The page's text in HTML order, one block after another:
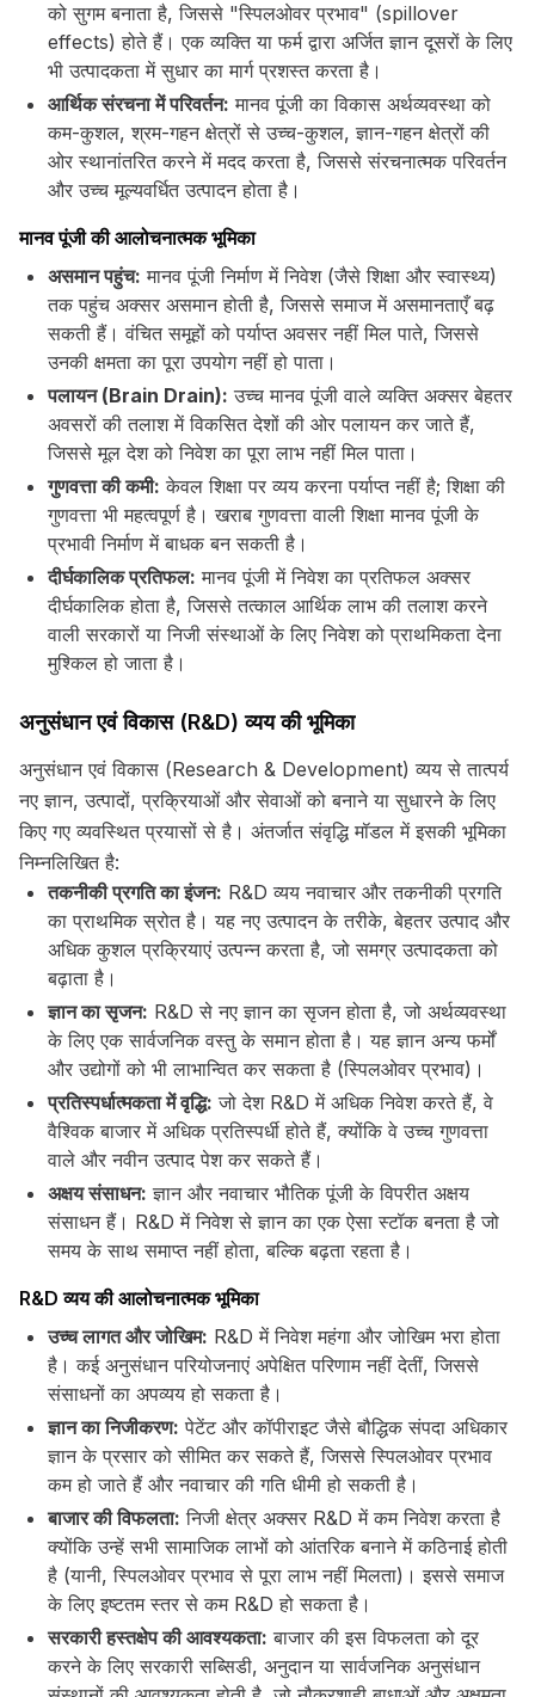
को सुगम बनाता है, जिससे "स्पिलओवर प्रभाव" (spillover
effects) होते हैं। एक व्यक्ति या फर्म द्वारा अर्जित ज्ञान दूसरों के लिए
भी उत्पादकता में सुधार का मार्ग प्रशस्त करता है।
आर्थिक संरचना में परिवर्तन: मानव पूंजी का विकास अर्थव्यवस्था को
कम-कुशल, श्रम-गहन क्षेत्रों से उच्च-कुशल, ज्ञान-गहन क्षेत्रों की
ओर स्थानांतरित करने में मदद करता है, जिससे संरचनात्मक परिवर्तन
और उच्च मूल्यवर्धित उत्पादन होता है।
मानव पूंजी की आलोचनात्मक भूमिका
असमान पहुंच: मानव पूंजी निर्माण में निवेश (जैसे शिक्षा और स्वास्थ्य)
तक पहुंच अक्सर असमान होती है, जिससे समाज में असमानताएँ बढ़
सकती हैं। वंचित समूहों को पर्याप्त अवसर नहीं मिल पाते, जिससे
उनकी क्षमता का पूरा उपयोग नहीं हो पाता।
पलायन (Brain Drain): उच्च मानव पूंजी वाले व्यक्ति अक्सर बेहतर
अवसरों की तलाश में विकसित देशों की ओर पलायन कर जाते हैं,
जिससे मूल देश को निवेश का पूरा लाभ नहीं मिल पाता।
गुणवत्ता की कमी: केवल शिक्षा पर व्यय करना पर्याप्त नहीं है; शिक्षा की
गुणवत्ता भी महत्वपूर्ण है। खराब गुणवत्ता वाली शिक्षा मानव पूंजी के
प्रभावी निर्माण में बाधक बन सकती है।
दीर्घकालिक प्रतिफल: मानव पूंजी में निवेश का प्रतिफल अक्सर
दीर्घकालिक होता है, जिससे तत्काल आर्थिक लाभ की तलाश करने
वाली सरकारों या निजी संस्थाओं के लिए निवेश को प्राथमिकता देना
मुश्किल हो जाता है।
अनुसंधान एवं विकास (R&D) व्यय की भूमिका
अनुसंधान एवं विकास (Research & Development) व्यय से तात्पर्य
नए ज्ञान, उत्पादों, प्रक्रियाओं और सेवाओं को बनाने या सुधारने के लिए
किए गए व्यवस्थित प्रयासों से है। अंतर्जात संवृद्धि मॉडल में इसकी भूमिका
निम्नलिखित है:
तकनीकी प्रगति का इंजन: R&D व्यय नवाचार और तकनीकी प्रगति
का प्राथमिक स्रोत है। यह नए उत्पादन के तरीके, बेहतर उत्पाद और
अधिक कुशल प्रक्रियाएं उत्पन्न करता है, जो समग्र उत्पादकता को
बढ़ाता है।
ज्ञान का सृजन: R&D से नए ज्ञान का सृजन होता है, जो अर्थव्यवस्था
के लिए एक सार्वजनिक वस्तु के समान होता है। यह ज्ञान अन्य फर्मों
और उद्योगों को भी लाभान्वित कर सकता है (स्पिलओवर प्रभाव)।
प्रतिस्पर्धात्मकता में वृद्धि: जो देश R&D में अधिक निवेश करते हैं, वे
वैश्विक बाजार में अधिक प्रतिस्पर्धी होते हैं, क्योंकि वे उच्च गुणवत्ता
वाले और नवीन उत्पाद पेश कर सकते हैं।
अक्षय संसाधन: ज्ञान और नवाचार भौतिक पूंजी के विपरीत अक्षय
संसाधन हैं। R&D में निवेश से ज्ञान का एक ऐसा स्टॉक बनता है जो
समय के साथ समाप्त नहीं होता, बल्कि बढ़ता रहता है।
R&D व्यय की आलोचनात्मक भूमिका
उच्च लागत और जोखिम: R&D में निवेश महंगा और जोखिम भरा होता
है। कई अनुसंधान परियोजनाएं अपेक्षित परिणाम नहीं देतीं, जिससे
संसाधनों का अपव्यय हो सकता है।
ज्ञान का निजीकरण: पेटेंट और कॉपीराइट जैसे बौद्धिक संपदा अधिकार
ज्ञान के प्रसार को सीमित कर सकते हैं, जिससे स्पिलओवर प्रभाव
कम हो जाते हैं और नवाचार की गति धीमी हो सकती है।
बाजार की विफलता: निजी क्षेत्र अक्सर R&D में कम निवेश करता है
क्योंकि उन्हें सभी सामाजिक लाभों को आंतरिक बनाने में कठिनाई होती
है (यानी, स्पिलओवर प्रभाव से पूरा लाभ नहीं मिलता)। इससे समाज
के लिए इष्टतम स्तर से कम R&D हो सकता है।
सरकारी हस्तक्षेप की आवश्यकता: बाजार की इस विफलता को दूर
करने के लिए सरकारी सब्सिडी, अनुदान या सार्वजनिक अनुसंधान